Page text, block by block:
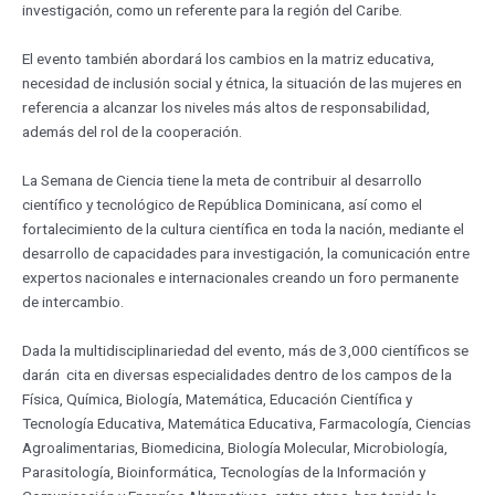
investigación, como un referente para la región del Caribe.
El evento también abordará los cambios en la matriz educativa,
necesidad de inclusión social y étnica, la situación de las mujeres en
referencia a alcanzar los niveles más altos de responsabilidad,
además del rol de la cooperación.
La Semana de Ciencia tiene la meta de contribuir al desarrollo
científico y tecnológico de República Dominicana, así como el
fortalecimiento de la cultura científica en toda la nación, mediante el
desarrollo de capacidades para investigación, la comunicación entre
expertos nacionales e internacionales creando un foro permanente
de intercambio.
Dada la multidisciplinariedad del evento, más de 3,000 científicos se
darán cita en diversas especialidades dentro de los campos de la
Física, Química, Biología, Matemática, Educación Científica y
Tecnología Educativa, Matemática Educativa, Farmacología, Ciencias
Agroalimentarias, Biomedicina, Biología Molecular, Microbiología,
Parasitología, Bioinformática, Tecnologías de la Información y